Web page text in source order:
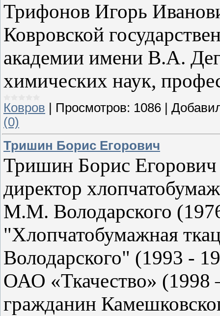
Трифонов Игорь
Ковровской
академии имени В.А.
химических наук,
Ковров Просмотров: 1086
(0)
Тришин Борис Егорович
Тришин Борис
директор
М.М. Володарского
"Хлопчатобумажная
Володарского" (1993 -
ОАО «Ткачество» (1998
гражданин